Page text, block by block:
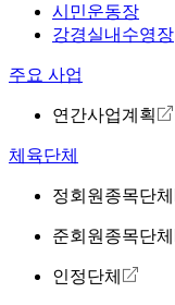
시민운동장
강경실내수영장
주요 사업
연간사업계획
체육단체
정회원종목단체
준회원종목단체
인정단체